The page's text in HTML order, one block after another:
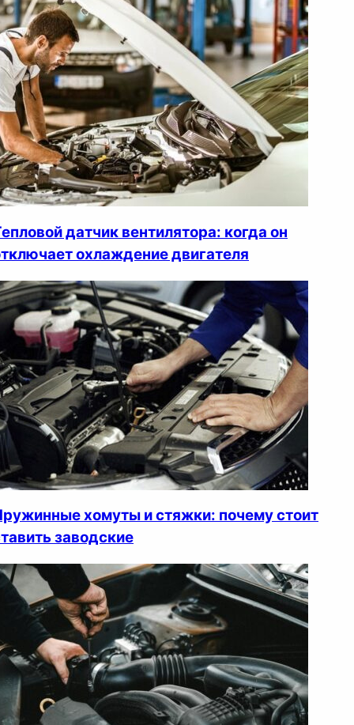
датчик вентилятора: когда он
охлаждение двигателя
хомуты и стяжки: почему стоит
заводские